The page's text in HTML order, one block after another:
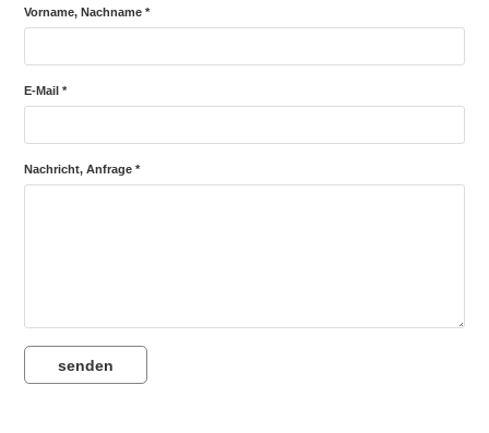
Vorname, Nachname *
E-Mail *
Nachricht, Anfrage *
senden